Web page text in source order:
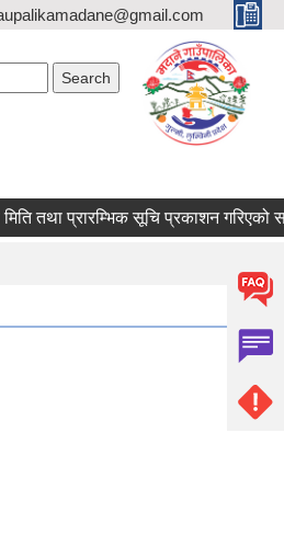
तथा प्रारम्भिक सूचि प्रकाशन गरिएको